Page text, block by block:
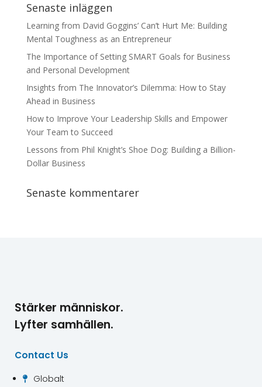
Senaste inläggen
Learning from David Goggins’ Can’t Hurt Me: Building
Mental Toughness as an Entrepreneur
The Importance of Setting SMART Goals for Business
and Personal Development
Insights from The Innovator’s Dilemma: How to Stay
Ahead in Business
How to Improve Your Leadership Skills and Empower
Your Team to Succeed
Lessons from Phil Knight’s Shoe Dog: Building a Billion-
Dollar Business
Senaste kommentarer
Stärker människor.
Lyfter samhällen.
Contact Us
 Globalt